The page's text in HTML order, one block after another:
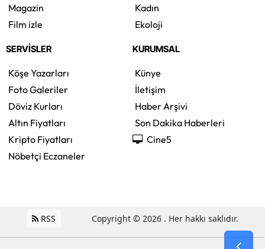
Magazin
Film izle
Kadın
Ekoloji
SERVİSLER
Köşe Yazarları
Foto Galeriler
Döviz Kurları
Altın Fiyatları
Kripto Fiyatları
Nöbetçi Eczaneler
KURUMSAL
Künye
İletişim
Haber Arşivi
Son Dakika Haberleri
Cine5
RSS Copyright © 2026 . Her hakkı saklıdır.